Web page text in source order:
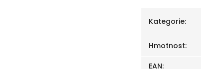
Kategorie:
Hmotnost:
EAN: